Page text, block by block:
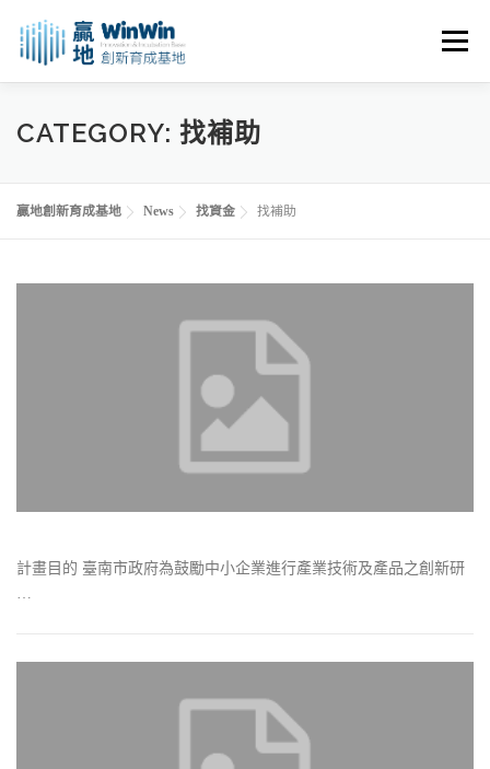
要
選單
關於我們 最新消息 創業資源
進駐申請 活動花絮 空間租用
CATEGORY: 找補助
贏地創新育成基地 News 找資金 找補助
計畫目的 臺南市政府為鼓勵中小企業進行產業技術及產品之創新研
…